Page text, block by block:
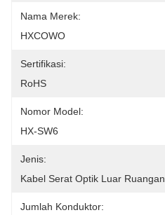
Nama Merek:
HXCOWO
Sertifikasi:
RoHS
Nomor Model:
HX-SW6
Jenis:
Kabel Serat Optik Luar Ruangan
Jumlah Konduktor: